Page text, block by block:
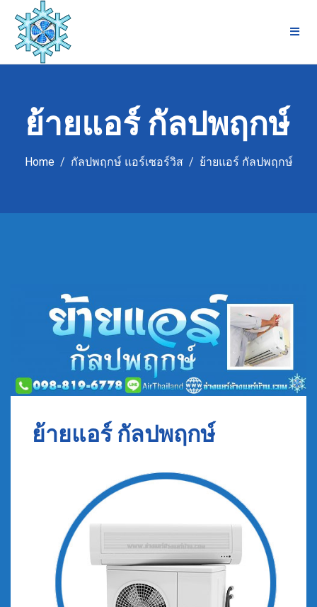
content
ย้ายแอร์ กัลปพฤกษ์
Home กัลปพฤกษ์ แอร์เซอร์วิส ย้ายแอร์ กัลปพฤกษ์
ย้ายแอร์ กัลปพฤกษ์